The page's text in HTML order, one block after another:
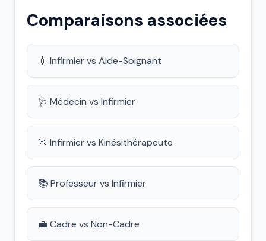
Comparaisons associées
💉 Infirmier vs Aide-Soignant
🩺 Médecin vs Infirmier
🏃 Infirmier vs Kinésithérapeute
📚 Professeur vs Infirmier
💼 Cadre vs Non-Cadre